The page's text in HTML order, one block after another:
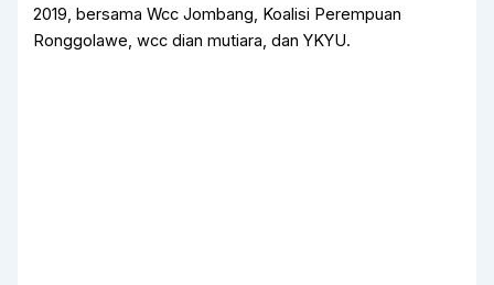
2019, bersama Wcc Jombang, Koalisi Perempuan
Ronggolawe, wcc dian mutiara, dan YKYU.